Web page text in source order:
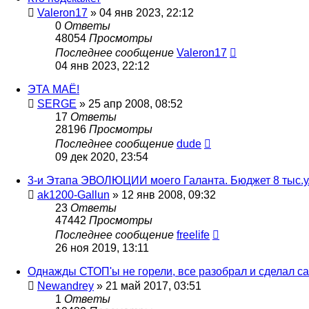
Valeron17 » 04 янв 2023, 22:12
0 Ответы
48054 Просмотры
Последнее сообщение Valeron17
04 янв 2023, 22:12
ЭТА МАЁ!
SERGE » 25 апр 2008, 08:52
17 Ответы
28196 Просмотры
Последнее сообщение dude
09 дек 2020, 23:54
3-и Этапа ЭВОЛЮЦИИ моего Галанта. Бюджет 8
ak1200-Gallun » 12 янв 2008, 09:32
23 Ответы
47442 Просмотры
Последнее сообщение freelife
26 ноя 2019, 13:11
Однажды СТОП'ы не горели, все разобрал и сделал
Newandrey » 21 май 2017, 03:51
1 Ответы